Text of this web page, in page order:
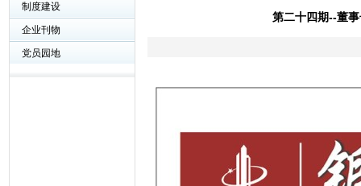
制度建设
企业刊物
党员园地
第二十四期--董